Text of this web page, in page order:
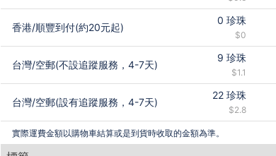
香港/順豐到付(約20元起)
0 珍珠
$0
台灣/空郵(不設追蹤服務，4-7天)
9 珍珠
$1.1
台灣/空郵(設有追蹤服務，4-7天)
22珍珠
$2.8
實際運費金額以購物車結算或是到貨時收取的金額為準。